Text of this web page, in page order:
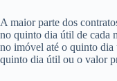
A maior parte dos
no quinto dia útil de cada
no imóvel até o quinto dia
quinto dia útil ou o valor